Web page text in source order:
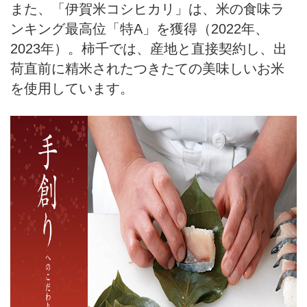
また、「伊賀米コシヒカリ」は、米の食味ラ
ンキング最高位「特A」を獲得（2022年、
2023年）。柿千では、産地と直接契約し、出
荷直前に精米されたつきたての美味しいお米
を使用しています。